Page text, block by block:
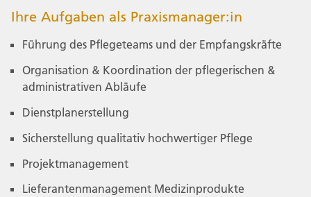
Ihre Aufgaben als Praxismanager:in
Führung des Pflegeteams und der Empfangskräfte
Organisation & Koordination der pflegerischen &
administrativen Abläufe
Dienstplanerstellung
Sicherstellung qualitativ hochwertiger Pflege
Projektmanagement
Lieferantenmanagement Medizinprodukte